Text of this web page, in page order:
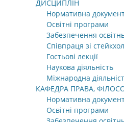
ДИСЦИПЛІН
Нормативна
Освітні програми
Забезпечення
Співпраця зі
Гостьові лекції
Наукова діяльність
Міжнародна
КАФЕДРА ПРАВА,
Нормативна
Освітні програми